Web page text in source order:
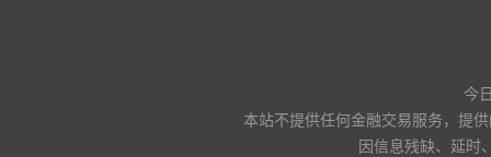
今
本站不提供任何金融交易服务，提
因信息残缺、延时